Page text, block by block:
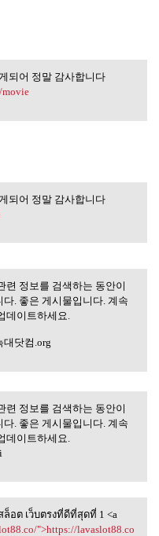
얻게되어 정말 감
되어 정말 감사합니다
얻게되어 정말 감
되어 정말 감사합니다
서 관련 정보를 검
게시물을
련 정보를 검색하는 동안이
. 좋은 게시물입니다. 계속
데이트하세요.
대닷컴.org
서 관련 정보를 검
게시물을
련 정보를 검색하는 동안이
. 좋은 게시물입니다. 계속
데이트하세요.
ตฟรี สล็อต
ล็อต เว็บตรงที่ดีที่สุดที่ 1 <a
">https://lavaslot88.co